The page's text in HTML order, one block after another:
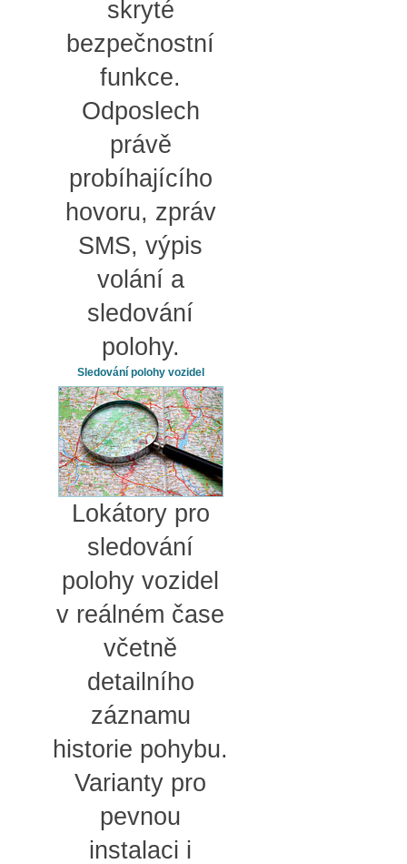
skryté
bezpečnostní
funkce.
Odposlech
právě
probíhajícího
hovoru, zpráv
SMS, výpis
volání a
sledování
polohy.
Sledování polohy vozidel
Lokátory pro
sledování
polohy vozidel
v reálném čase
včetně
detailního
záznamu
historie pohybu.
Varianty pro
pevnou
instalaci i